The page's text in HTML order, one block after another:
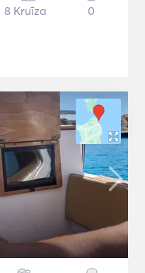
8 Kruīza 0